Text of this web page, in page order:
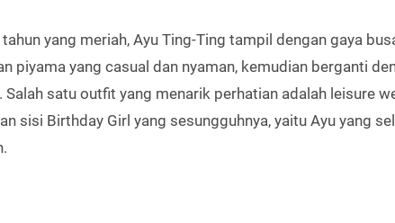
yang meriah, Ayu Ting-Ting tampil dengan gaya
piyama yang casual dan nyaman, kemudian berganti
satu outfit yang menarik perhatian adalah leisure
sisi Birthday Girl yang sesungguhnya, yaitu Ayu yang